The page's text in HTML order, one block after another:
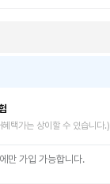
택가는 상이할 수 있습니다.)
만 가입 가능합니다.